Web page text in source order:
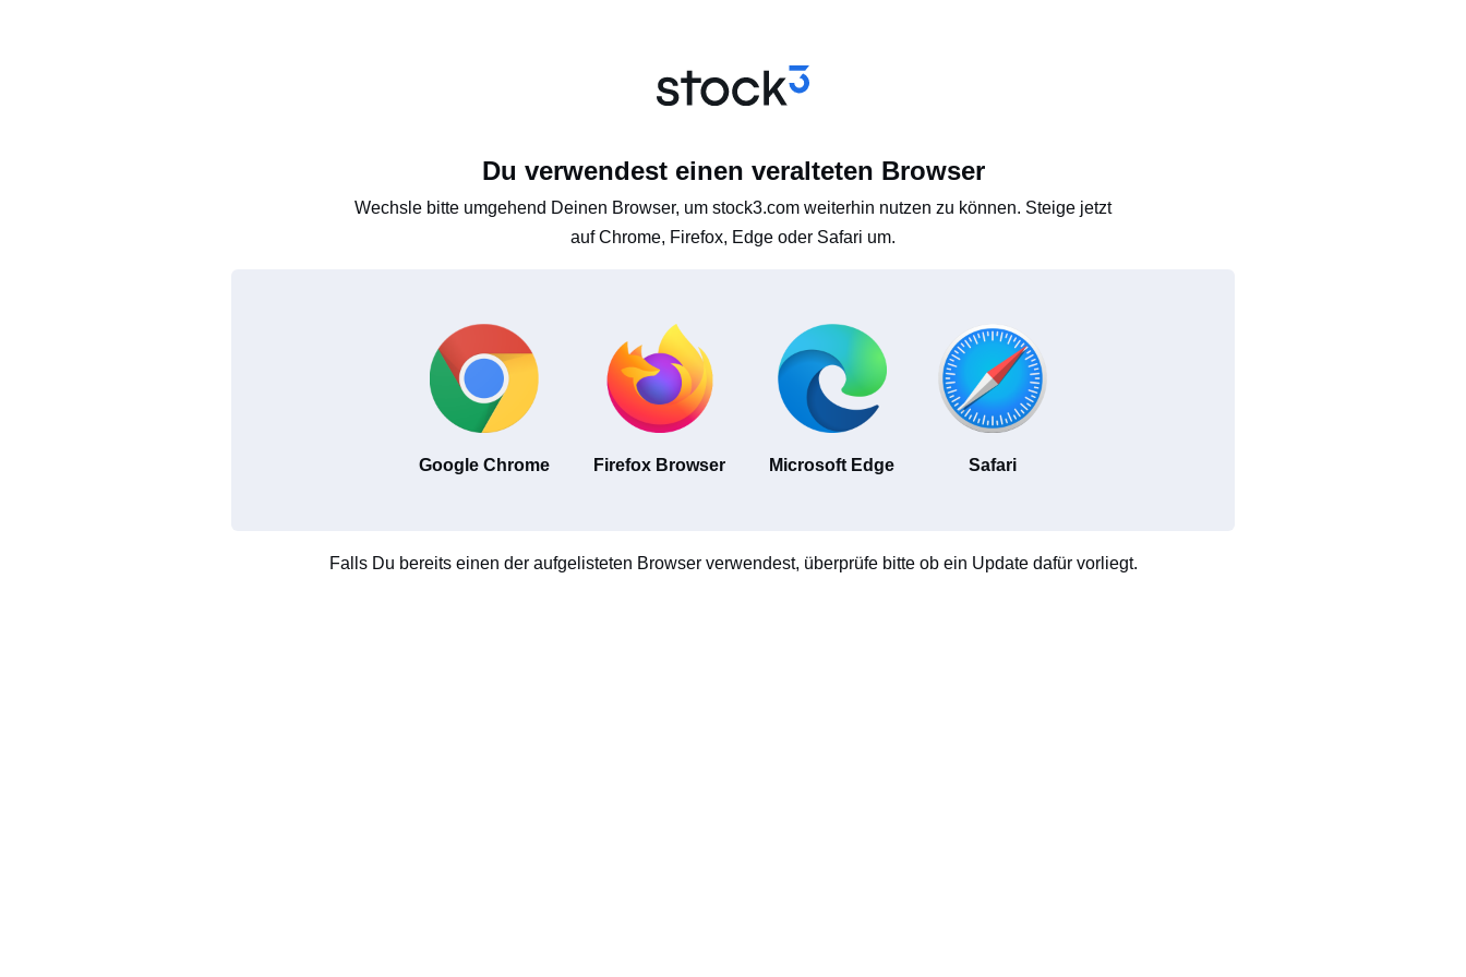
Du verwendest einen veralteten Browser
Wechsle bitte umgehend Deinen Browser, um stock3.com weiterhin nutzen zu können. Steige jetzt
auf Chrome, Firefox, Edge oder Safari um.
Google Chrome Firefox Browser Microsoft Edge Safari
Falls Du bereits einen der aufgelisteten Browser verwendest, überprüfe bitte ob ein Update dafür vorliegt.